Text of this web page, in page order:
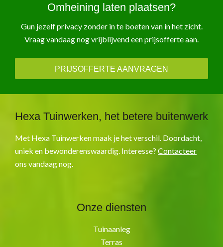
Omheining laten plaatsen?
Gun jezelf privacy zonder in te boeten van in het zicht.
Vraag vandaag nog vrijblijvend een prijsofferte aan.
PRIJSOFFERTE AANVRAGEN
Hexa Tuinwerken, het betere buitenwerk
Met Hexa Tuinwerken maak je het verschil. Doordacht,
uniek en bewonderenswaardig. Interesse? Contacteer
ons vandaag nog.
Onze diensten
Tuinaanleg
Terras